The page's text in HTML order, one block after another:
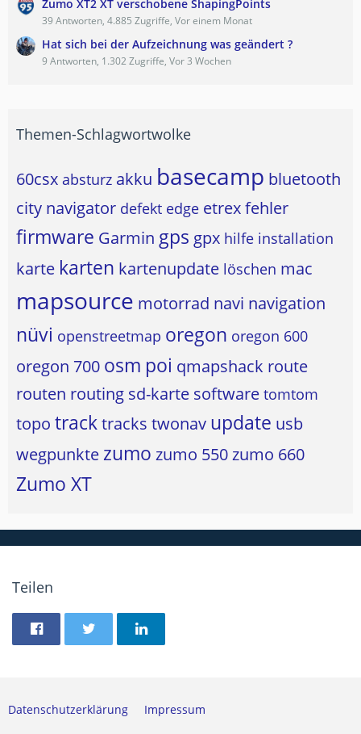
Zumo XT2 XT verschobene ShapingPoints
39 Antworten, 4.885 Zugriffe, Vor einem Monat
Hat sich bei der Aufzeichnung was geändert ?
9 Antworten, 1.302 Zugriffe, Vor 3 Wochen
Themen-Schlagwortwolke
60csx absturz akku basecamp bluetooth
city navigator defekt edge etrexfehler
firmware Garmin gps gpx hilfe installation
karte karten kartenupdate löschen mac
mapsource motorrad navi navigation
nüvi openstreetmap oregon oregon 600
oregon 700 osm poi qmapshack route
routen routing sd-karte software tomtom
topo tracktracks twonav update usb
wegpunkte zumo zumo 550zumo 660
Zumo XT
Teilen
Datenschutzerklärung Impressum